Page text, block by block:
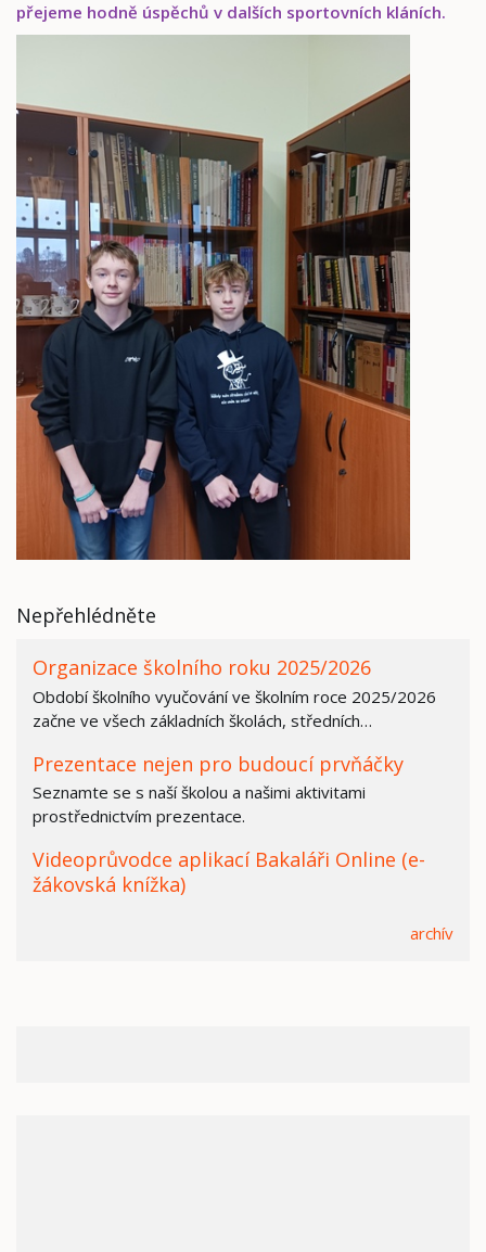
přejeme hodně úspěchů v dalších sportovních kláních.
Nepřehlédněte
Organizace školního roku 2025/2026
Období školního vyučování ve školním roce 2025/2026
začne ve všech základních školách, středních…
Prezentace nejen pro budoucí prvňáčky
Seznamte se s naší školou a našimi aktivitami
prostřednictvím prezentace.
Videoprůvodce aplikací Bakaláři Online (e-
žákovská knížka)
archív